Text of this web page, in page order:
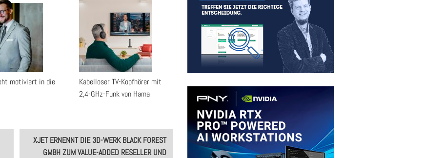
motiviert in die
Kabelloser TV-Kopfhörer mit
2,4-GHz-Funk von Hama
XJET ERNENNT DIE 3D-WERK BLACK FOREST
GMBH ZUM VALUE-ADDED RESELLER UND